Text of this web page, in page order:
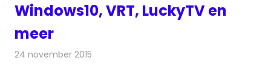
Windows10, VRT, LuckyTV en
meer
24 november 2015